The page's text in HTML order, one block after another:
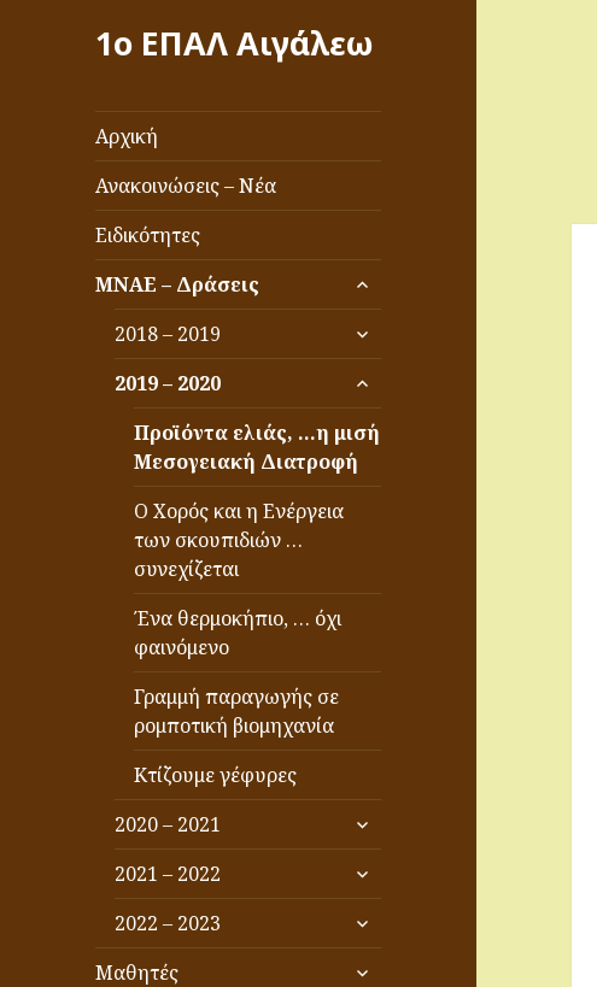
1ο ΕΠΑΛ Αιγάλεω
Αρχική
Ανακοινώσεις – Νέα
Ειδικότητες
ΜΝΑΕ – Δράσεις
επέκταση
του
μενού
απόγονος
2018 – 2019
επέκταση
του
μενού
απόγονος
2019 – 2020
επέκταση
του
μενού
απόγονος
Προϊόντα ελιάς, …η μισή
Μεσογειακή Διατροφή
Ο Χορός και η Ενέργεια
των σκουπιδιών …
συνεχίζεται
Ένα θερμοκήπιο, … όχι
φαινόμενο
Γραμμή παραγωγής σε
ρομποτική βιομηχανία
Κτίζουμε γέφυρες
2020 – 2021
επέκταση
του
μενού
απόγονος
2021 – 2022
επέκταση
του
μενού
απόγονος
2022 – 2023
επέκταση
του
μενού
Μαθητές
επέκταση